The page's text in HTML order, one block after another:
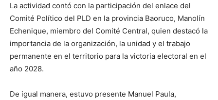
La actividad contó con la participación del enlace del
Comité Político del PLD en la provincia Baoruco, Manolín
Echenique, miembro del Comité Central, quien destacó la
importancia de la organización, la unidad y el trabajo
permanente en el territorio para la victoria electoral en el
año 2028.
De igual manera, estuvo presente Manuel Paula,